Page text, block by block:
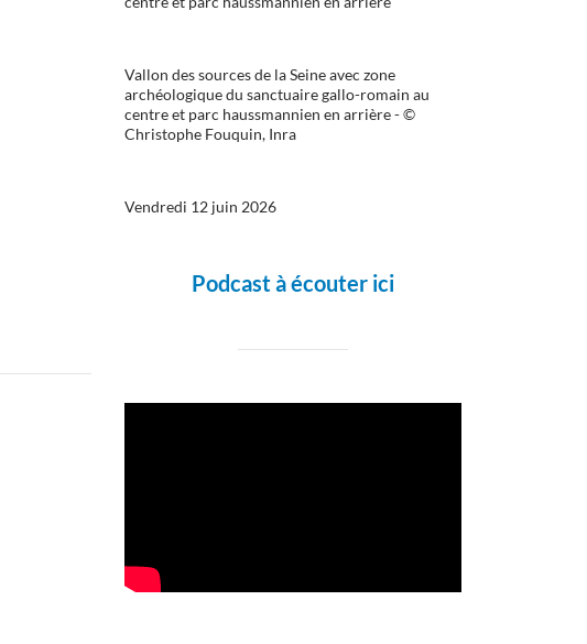
Vallon des sources de la Seine avec zone
archéologique du sanctuaire gallo-romain au
centre et parc haussmannien en arrière - ©
Christophe Fouquin, Inra
Vendredi 12 juin 2026
Podcast à écouter ici